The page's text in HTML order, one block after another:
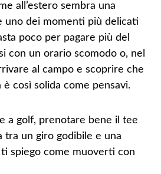
all’estero sembra una
uno dei momenti più delicati
poco per pagare più del
con un orario scomodo o, nel
al campo e scoprire che
è così solida come pensavi.
a golf, prenotare bene il tee
tra un giro godibile e una
spiego come muoverti con